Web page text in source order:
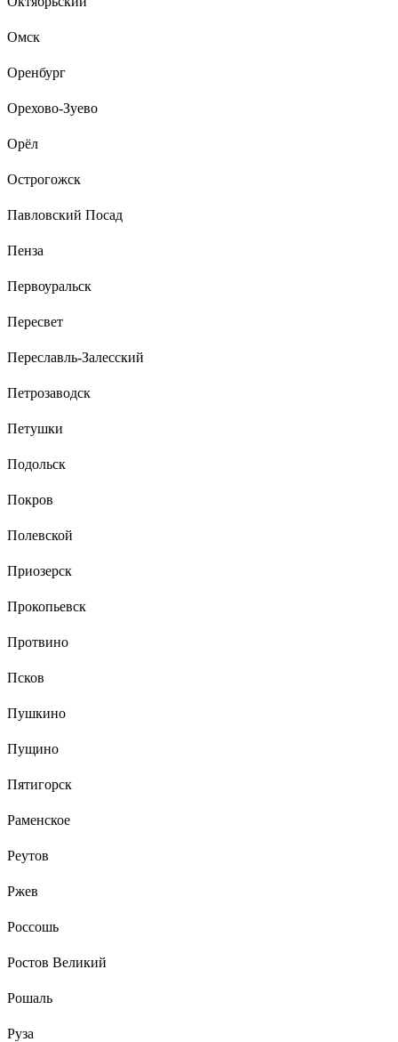
Омск
Оренбург
Орехово-Зуево
Орёл
Острогожск
Павловский Посад
Пенза
Первоуральск
Пересвет
Переславль-Залесский
Петрозаводск
Петушки
Подольск
Покров
Полевской
Приозерск
Прокопьевск
Протвино
Псков
Пушкино
Пущино
Пятигорск
Раменское
Реутов
Ржев
Россошь
Ростов Великий
Рошаль
Руза